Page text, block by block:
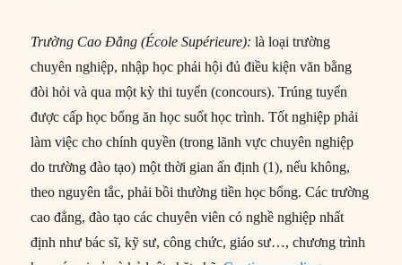
Trường Cao Đẳng (École Supérieure): là loại trường
chuyên nghiệp, nhập học phải hội đủ điều kiện văn bằng
đòi hỏi và qua một kỳ thi tuyển (concours). Trúng tuyển
được cấp học bổng ăn học suốt học trình. Tốt nghiệp phải
làm việc cho chính quyền (trong lãnh vực chuyên nghiệp
do trường đào tạo) một thời gian ấn định (1), nếu không,
theo nguyên tắc, phải bồi thường tiền học bổng. Các trường
cao đẳng, đào tạo các chuyên viên có nghề nghiệp nhất
định như bác sĩ, kỹ sư, công chức, giáo sư…, chương trình